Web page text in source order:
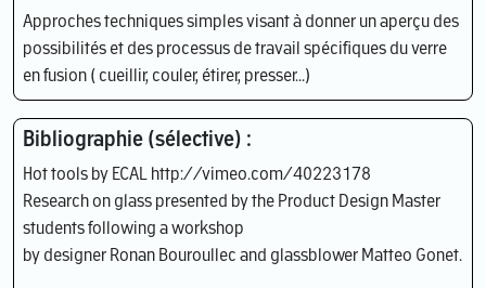
Approches techniques simples visant à donner un aperçu des
possibilités et des processus de travail spécifiques du verre
en fusion ( cueillir, couler, étirer, presser...)
Bibliographie (sélective) :
Hot tools by ECAL http://vimeo.com/40223178
Research on glass presented by the Product Design Master
students following a workshop
by designer Ronan Bouroullec and glassblower Matteo Gonet.